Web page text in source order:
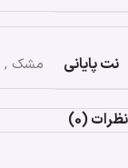
نت پایانی مشک ,
نظرات (0)